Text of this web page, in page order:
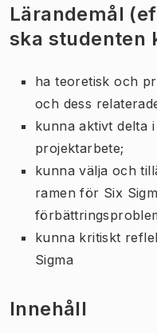
Lärandemål
ska studenten
ha teoretisk och
och dess
kunna aktivt delta
projektarbete;
kunna välja och
ramen för Six
kunna kritiskt
Sigma
Innehåll